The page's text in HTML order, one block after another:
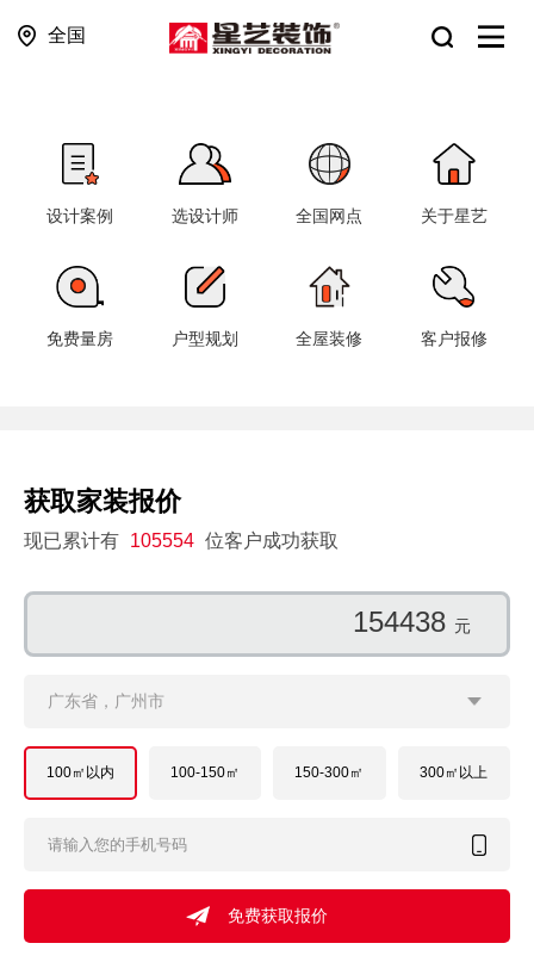
全国
设计案例 选设计师 全国网点 关于星艺
免费量房 户型规划 全屋装修 客户报修
获取家装报价
现已累计有 105554 位客户成功获取
154438 元
广东省，广州市
100㎡以内 100-150㎡ 150-300㎡ 300㎡以上